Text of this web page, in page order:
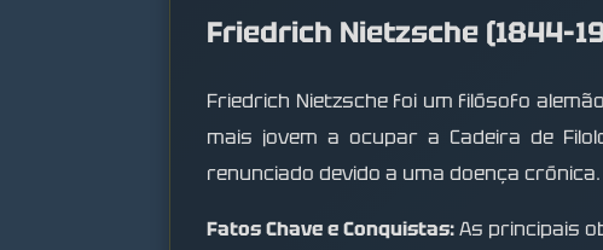
Friedrich Nietzsche
Friedrich Nietzsche foi um filósofo
mais jovem a ocupar a Cadeira de
renunciado devido a uma doença
Fatos Chave e Conquistas:As principais